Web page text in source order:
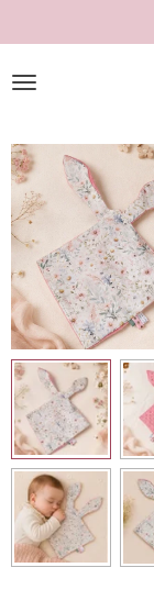
au
contenu